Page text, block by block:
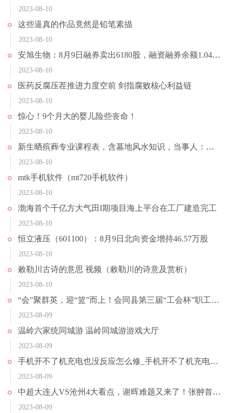
2023-08-10
这些逼真的作品竟然是铅笔素描
2023-08-10
安旭生物：8月9日融券卖出6180股，融资融券余额1.04亿元
2023-08-10
医药反腐压茬推进力度空前 剑指腐败核心利益链
2023-08-10
惊心！9个月大的婴儿险些丧命！
2023-08-10
新生晒殡葬专业课程表，含墓地风水知识，当事人：建议不要冲动报考
2023-08-10
mtk手机软件（mt720手机软件）
2023-08-10
渤海首个千亿方大气田I期项目海上平台在工厂建造完工
2023-08-10
恒立液压（601100）：8月9日北向资金增持46.57万股
2023-08-10
敕勒川古诗的意思 视频（敕勒川的诗意及赏析）
2023-08-10
“会”聚群英，迎“篮”而上！会同县第三届“工会杯”职工篮球赛开赛
2023-08-09
温岭六家统同城游 温岭同城游游戏大厅
2023-08-09
手机开不了机充电也没反应怎么修_手机开不了机充电也没反应怎么办
2023-08-09
中超大连人VS沧州4大看点，谢晖难题又来了！张翀首发？央视直播
2023-08-09